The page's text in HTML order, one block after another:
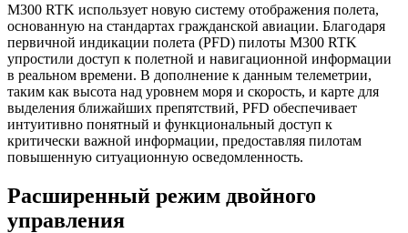
M300 RTK использует новую систему отображения полета,
основанную на стандартах гражданской авиации. Благодаря
первичной индикации полета (PFD) пилоты M300 RTK
упростили доступ к полетной и навигационной информации
в реальном времени. В дополнение к данным телеметрии,
таким как высота над уровнем моря и скорость, и карте для
выделения ближайших препятствий, PFD обеспечивает
интуитивно понятный и функциональный доступ к
критически важной информации, предоставляя пилотам
повышенную ситуационную осведомленность.
Расширенный режим двойного
управления